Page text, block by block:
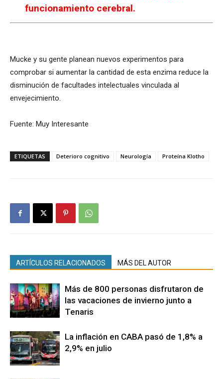
funcionamiento cerebral.
Mucke y su gente planean nuevos experimentos para
comprobar si aumentar la cantidad de esta enzima reduce la
disminución de facultades intelectuales vinculada al
envejecimiento.
Fuente: Muy Interesante
ETIQUETAS Deterioro cognitivo Neurología Proteína Klotho
ARTÍCULOS RELACIONADOS MÁS DEL AUTOR
Más de 800 personas disfrutaron de
las vacaciones de invierno junto a
Tenaris
La inflación en CABA pasó de 1,8% a
2,9% en julio